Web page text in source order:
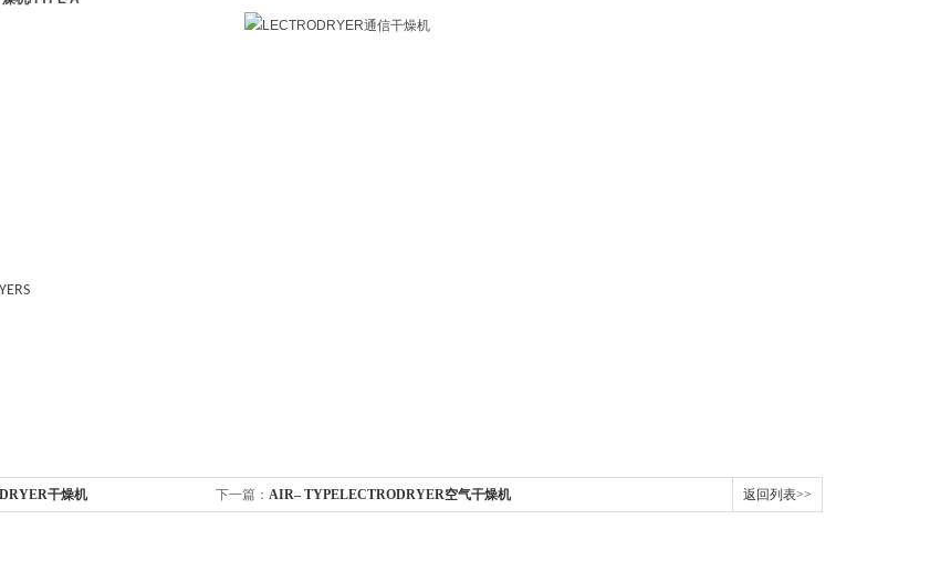
干燥机 下一篇： AIR– TYPELECTRODRYER空气干燥机 返回列表>>